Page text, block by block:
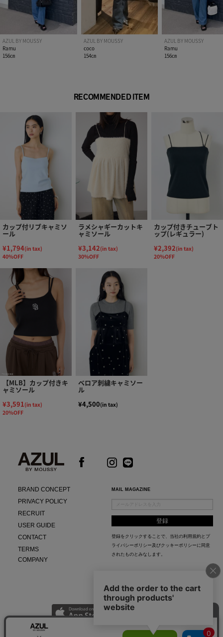
AZUL BY MOUSSY
Ramu
156㎝
AZUL BY MOUSSY
coco
154㎝
AZUL BY MOUSSY
Ramu
156㎝
RECOMMENDED ITEM
カップ付リブキャミソ
ール
¥1,794(in tax)
40%OFF
ラメシャギーカットキ
ャミソール
¥3,142(in tax)
30%OFF
カップ付きチューブト
ップ(レギュラー)
¥2,392(in tax)
20%OFF
【MLB】カップ付きキ
ャミソール
¥3,591(in tax)
20%OFF
ベロア刺繍キャミソー
ル
¥4,500(in tax)
BRAND CONCEPT
PRIVACY POLICY
RECRUIT
USER GUIDE
CONTACT
TERMS
COMPANY
MAIL MAGAZINE
登録をクリックすることで、当社の利用規約と プ
ライバシーポリシー及びクッキーポリシー に同意
されたものとみなします。
AZUL APP